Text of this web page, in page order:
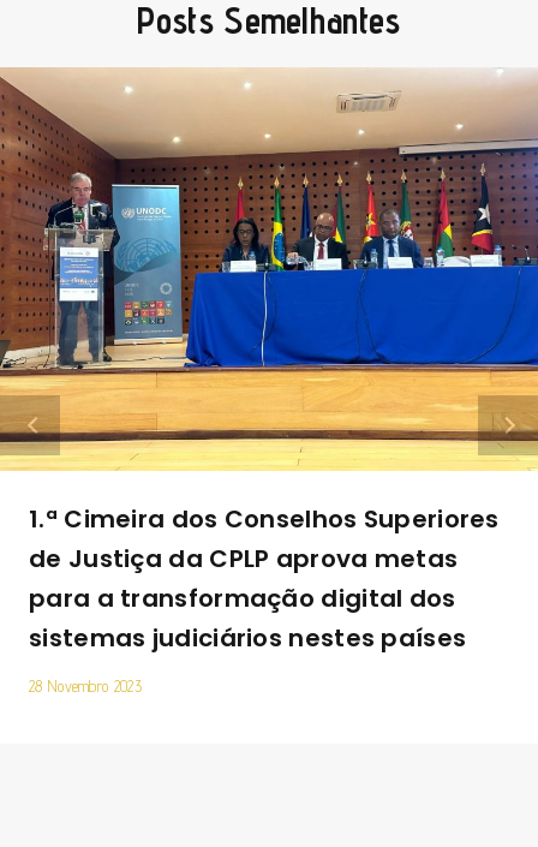
Posts Semelhantes
1.ª Cimeira dos Conselhos Superiores
de Justiça da CPLP aprova metas
para a transformação digital dos
sistemas judiciários nestes países
28 Novembro 2023